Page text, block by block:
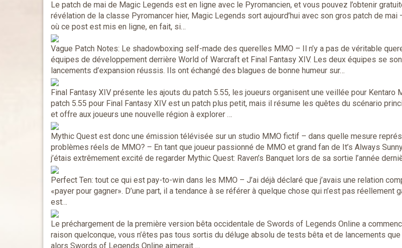
Le patch de mai de Magic Legends est en ligne avec le Pyromancien, et vous pouvez l’obtenir
révélation de la classe Pyromancer hier, Magic Legends sort aujourd’hui avec son gros patch de mai
où ce post est mis en ligne, en fait, si…
Vague Patch Notes: Le shadowboxing self-made des querelles MMO – Il n’y a pas de véritable
équipes de développement derrière World of Warcraft et Final Fantasy XIV. Les deux équipes se
lancements d’expansion réussis. Ils ont échangé des blagues de bonne humeur sur…
Final Fantasy XIV présente les ajouts du patch 5.55, les joueurs organisent une veillée pour Kentaro
patch 5.55 pour Final Fantasy XIV est un patch plus petit, mais il résume les quêtes du scénario
et offre aux joueurs une nouvelle région à explorer …
Mythic Quest est donc une émission télévisée sur un studio MMO fictif – dans quelle mesure
problèmes réels de MMO? – En tant que joueur passionné de MMO et grand fan de It’s Always
j’étais extrêmement excité de regarder Mythic Quest: Raven’s Banquet lors de sa sortie l’année
Perfect Ten: tout ce qui est pay-to-win dans les MMO – J’ai déjà déclaré que j’avais une relation
«payer pour gagner». D’une part, il a tendance à se référer à quelque chose qui n’est pas réellement
est…
Le préchargement de la première version bêta occidentale de Swords of Legends Online a
raison quelconque, vous n’êtes pas tous sortis du déluge absolu de tests bêta et de lancements
alors Swords of Legends Online aimerait …